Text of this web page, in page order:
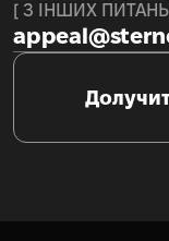
[ З ІНШИХ